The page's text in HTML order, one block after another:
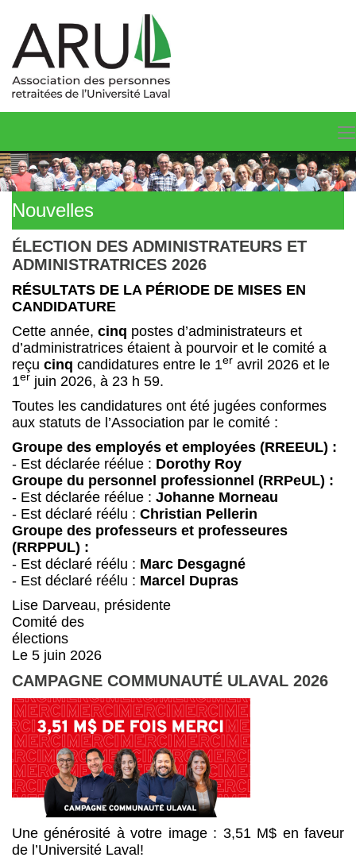
Nouvelles
ÉLECTION DES ADMINISTRATEURS ET
ADMINISTRATRICES 2026
RÉSULTATS DE LA PÉRIODE DE MISES EN
CANDIDATURE
Cette année, cinq postes d’administrateurs et
d’administratrices étaient à pourvoir et le comité a
reçu cinq candidatures entre le 1er avril 2026 et le
1er juin 2026, à 23 h 59.
Toutes les candidatures ont été jugées conformes
aux statuts de l’Association par le comité :
Groupe des employés et employées (RREEUL) :
- Est déclarée réélue : Dorothy Roy
Groupe du personnel professionnel (RRPeUL) :
- Est déclarée réélue : Johanne Morneau
- Est déclaré réélu : Christian Pellerin
Groupe des professeurs et professeures
(RRPPUL) :
- Est déclaré réélu : Marc Desgagné
- Est déclaré réélu : Marcel Dupras
Lise Darveau, présidente
Comité des
élections
Le 5 juin 2026
CAMPAGNE COMMUNAUTÉ ULAVAL 2026
Une générosité à votre image : 3,51 M$ en faveur
de l’Université Laval!